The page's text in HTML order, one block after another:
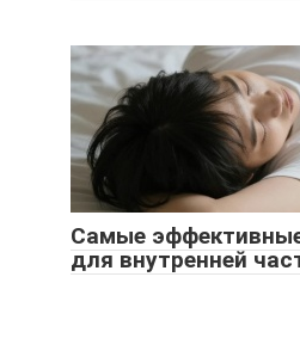
Самые
для внутренней